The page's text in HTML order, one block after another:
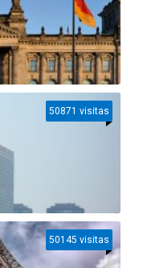
50871 visitas
50145 visitas